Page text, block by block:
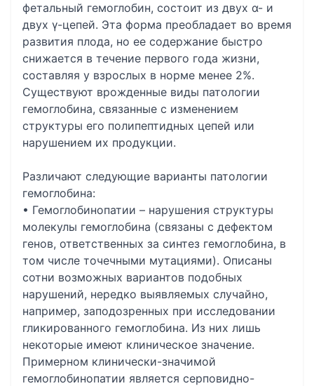
фетальный гемоглобин, состоит из двух α- и
двух γ-цепей. Эта форма преобладает во время
развития плода, но ее содержание быстро
снижается в течение первого года жизни,
составляя у взрослых в норме менее 2%.
Существуют врожденные виды патологии
гемоглобина, связанные с изменением
структуры его полипептидных цепей или
нарушением их продукции.
Различают следующие варианты патологии
гемоглобина:
• Гемоглобинопатии – нарушения структуры
молекулы гемоглобина (связаны с дефектом
генов, ответственных за синтез гемоглобина, в
том числе точечными мутациями). Описаны
сотни возможных вариантов подобных
нарушений, нередко выявляемых случайно,
например, заподозренных при исследовании
гликированного гемоглобина. Из них лишь
некоторые имеют клиническое значение.
Примерном клинически-значимой
гемоглобинопатии является серповидно-